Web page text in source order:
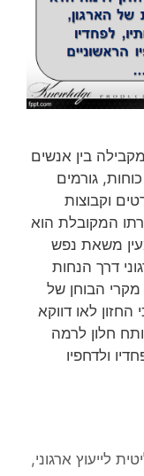
בין אנשים
גורמים
וקבוצות
המקובלת הוא
משאת נפש
דרך הנחות
מקרי הבוחן של
לאו דווקא
חלון לרמה
ולדחפיו
לייעוץ ארגוני,